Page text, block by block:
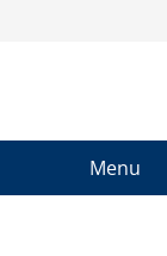
Menu